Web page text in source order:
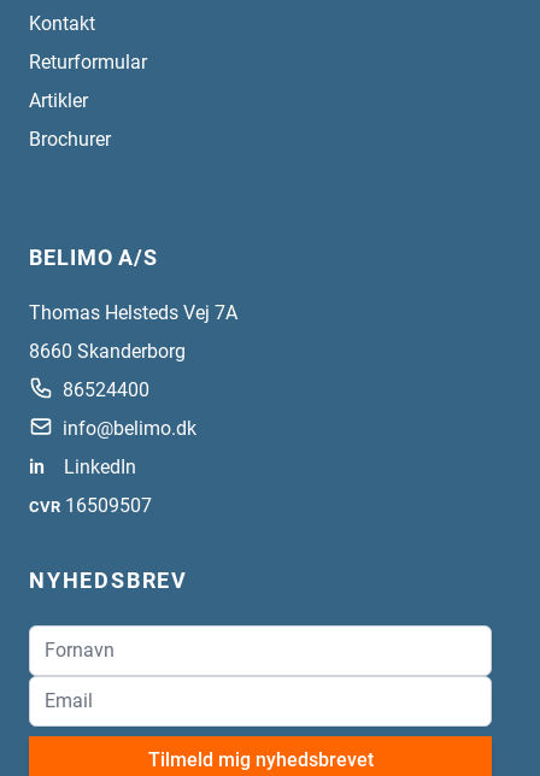
Kontakt
Returformular
Artikler
Brochurer
BELIMO A/S
Thomas Helsteds Vej 7A
8660 Skanderborg
86524400
info@belimo.dk
in
LinkedIn
CVR 16509507
NYHEDSBREV
Tilmeld mig nyhedsbrevet